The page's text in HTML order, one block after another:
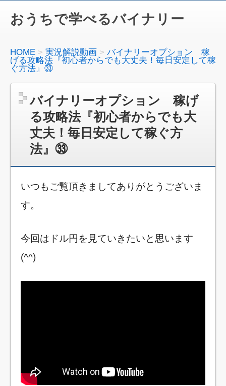
おうちで学べるバイナリー
HOME 実況解説動画
バイナリーオプション 稼
げる攻略法『初心者からでも大丈夫！毎日安定して稼
ぐ方法』㉝
バイナリーオプション 稼げ
る攻略法『初心者からでも大
丈夫！毎日安定して稼ぐ方
法』㉝
いつもご覧頂きましてありがとうございま
す。
今回はドル円を見ていきたいと思います
(^^)